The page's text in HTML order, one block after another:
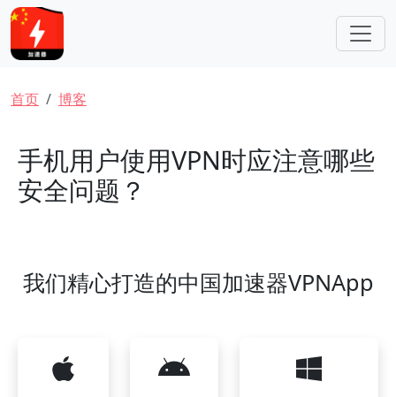
跳转到主要内容
面包屑
首页 博客
手机用户使用VPN时应注意哪些
安全问题？
我们精心打造的中国加速器VPNApp